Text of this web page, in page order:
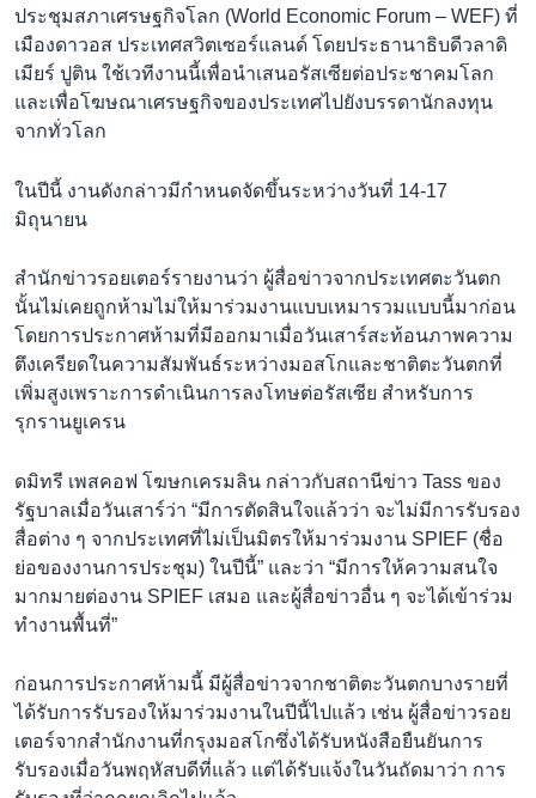
ประชุมสภาเศรษฐกิจโลก (World Economic Forum – WEF) ที่
เมืองดาวอส ประเทศสวิตเซอร์แลนด์ โดยประธานาธิบดีวลาดิ
เมียร์ ปูติน ใช้เวทีงานนี้เพื่อนำเสนอรัสเซียต่อประชาคมโลก
และเพื่อโฆษณาเศรษฐกิจของประเทศไปยังบรรดานักลงทุน
จากทั่วโลก
ในปีนี้ งานดังกล่าวมีกำหนดจัดขึ้นระหว่างวันที่ 14-17
มิถุนายน
สำนักข่าวรอยเตอร์รายงานว่า ผู้สื่อข่าวจากประเทศตะวันตก
นั้นไม่เคยถูกห้ามไม่ให้มาร่วมงานแบบเหมารวมแบบนี้มาก่อน
โดยการประกาศห้ามที่มีออกมาเมื่อวันเสาร์สะท้อนภาพความ
ตึงเครียดในความสัมพันธ์ระหว่างมอสโกและชาติตะวันตกที่
เพิ่มสูงเพราะการดำเนินการลงโทษต่อรัสเซีย สำหรับการ
รุกรานยูเครน
ดมิทรี เพสคอฟ โฆษกเครมลิน กล่าวกับสถานีข่าว Tass ของ
รัฐบาลเมื่อวันเสาร์ว่า “มีการตัดสินใจแล้วว่า จะไม่มีการรับรอง
สื่อต่าง ๆ จากประเทศที่ไม่เป็นมิตรให้มาร่วมงาน SPIEF (ชื่อ
ย่อของงานการประชุม) ในปีนี้” และว่า “มีการให้ความสนใจ
มากมายต่องาน SPIEF เสมอ และผู้สื่อข่าวอื่น ๆ จะได้เข้าร่วม
ทำงานพื้นที่”
ก่อนการประกาศห้ามนี้ มีผู้สื่อข่าวจากชาติตะวันตกบางรายที่
ได้รับการรับรองให้มาร่วมงานในปีนี้ไปแล้ว เช่น ผู้สื่อข่าวรอย
เตอร์จากสำนักงานที่กรุงมอสโกซึ่งได้รับหนังสือยืนยันการ
รับรองเมื่อวันพฤหัสบดีที่แล้ว แต่ได้รับแจ้งในวันถัดมาว่า การ